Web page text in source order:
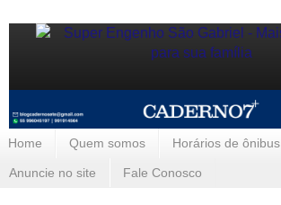
Home Quem somos Horários de ônibus
Anuncie no site Fale Conosco